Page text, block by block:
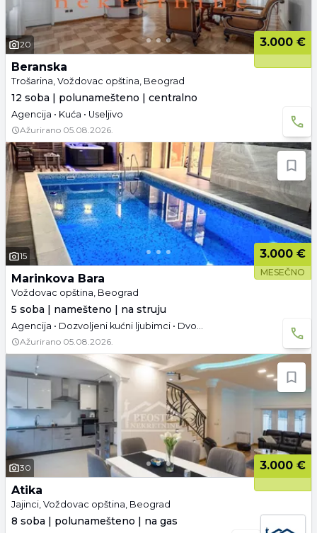
20
3.000 €
Beranska
Trošarina, Voždovac opština, Beograd
12 soba | polunamešteno | centralno
Agencija • Kuća • Useljivo
Ažurirano 05.08.2026.
15 3.000 €
MESEČNO
Marinkova Bara
Voždovac opština, Beograd
5 soba | namešteno | na struju
Agencija • Dozvoljeni kućni ljubimci • Dvoetažna • Parking • Dozvoljeno pušenje • Useljivo od 31.07.2026.
Ažurirano 05.08.2026.
30
3.000 €
Atika
Jajinci, Voždovac opština, Beograd
8 soba | polunamešteno | na gas